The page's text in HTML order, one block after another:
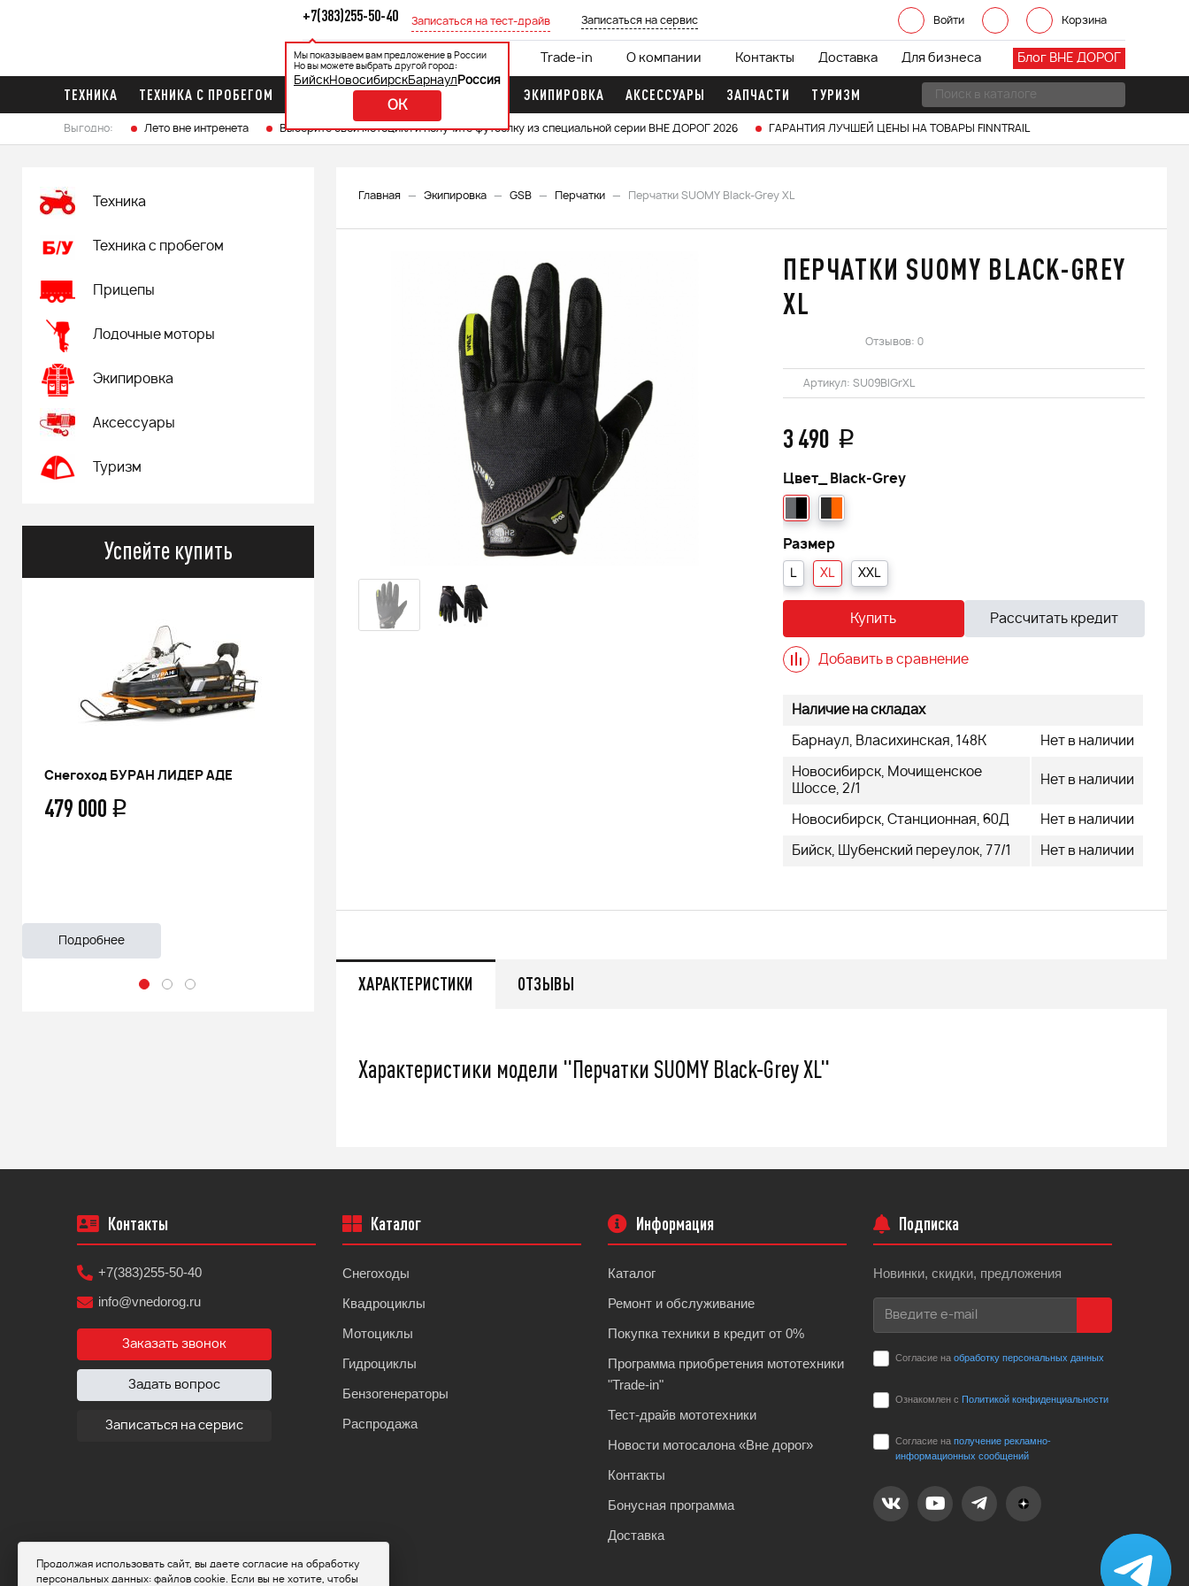
Продолжая использовать сайт, вы даете согласие на обработку
персональных данных: файлов cookie. Если вы не хотите, чтобы
Войти Корзина
+7(383)255-50-40
Мы показываем вам предложение в России
Но вы можете выбрать другой город:
БийскНовосибирскБарнаул Россия
OK
Записаться на тест-драйв Записаться на сервис
Блог ВНЕ ДОРОГ
Каталог Акции Кредит 0% Trade-in О компании Контакты Доставка Для бизнеса
ТЕХНИКА ТЕХНИКА С ПРОБЕГОМ ЛОДОЧНЫЕ МОТОРЫ ЭКИПИРОВКА АКСЕССУАРЫ ЗАПЧАСТИ ТУРИЗМ
Выгодно: Лето вне интренета Выберите свой мотоцикл и получите футболку из специальной серии ВНЕ ДОРОГ 2026 ГАРАНТИЯ ЛУЧШЕЙ ЦЕНЫ НА ТОВАРЫ FINNTRAIL
Главная Экипировка GSB Перчатки Перчатки SUOMY Black-Grey XL
Техника
Техника с пробегом
Прицепы
Лодочные моторы
Экипировка
Аксессуары
Туризм
Успейте купить
Снегоход БУРАН ЛИДЕР АДЕ
479 000 q
Подробнее
Костюм мужской зимний FINNTRAIL
Снегоход БУРАН ЛИДЕР АДЕ
479 000
ПЕРЧАТКИ SUOMY BLACK-GREY
XL
Отзывов: 0
Артикул: SU09BlGrXL
3 490 q
Цвет_ Black-Grey
Размер
L XL XXL
Купить Рассчитать кредит
Добавить в сравнение
Наличие на складах
Барнаул, Власихинская, 148К Нет в наличии
Новосибирск, Мочищенское
Шоссе, 2/1
Нет в наличии
Новосибирск, Станционная, 60Д Нет в наличии
Бийск, Шубенский переулок, 77/1 Нет в наличии
ХАРАКТЕРИСТИКИ ОТЗЫВЫ
Характеристики модели "Перчатки SUOMY Black-Grey XL"
Контакты
+7(383)255-50-40
info@vnedorog.ru
Заказать звонок
Задать вопрос
Записаться на сервис
Каталог
Снегоходы
Квадроциклы
Мотоциклы
Гидроциклы
Бензогенераторы
Распродажа
Информация
Каталог
Ремонт и обслуживание
Покупка техники в кредит от 0%
Программа приобретения мототехники
"Trade-in"
Тест-драйв мототехники
Новости мотосалона «Вне дорог»
Контакты
Бонусная программа
Доставка
Подписка
Новинки, скидки, предложения
Согласие на обработку персональных данных
Ознакомлен с Политикой конфиденциальности
Согласие на получение рекламно-
информационных сообщений